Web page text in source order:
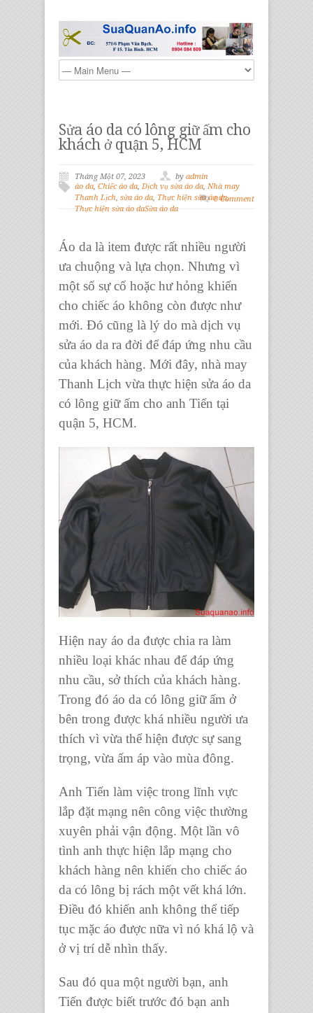
Sửa áo da có lông giữ ấm cho
khách ở quận 5, HCM
Tháng Một 07, 2023 by admin
áo da, Chiếc áo da, Dịch vụ sửa áo da, Nhà may
Thanh Lịch, sửa áo da, Thực hiện sửa áo da,
Thực hiện sửa áo daSửa áo da
0 Comment
Áo da là item được rất nhiều người
ưa chuộng và lựa chọn. Nhưng vì
một số sự cố hoặc hư hỏng khiến
cho chiếc áo không còn được như
mới. Đó cũng là lý do mà dịch vụ
sửa áo da ra đời để đáp ứng nhu cầu
của khách hàng. Mới đây, nhà may
Thanh Lịch vừa thực hiện sửa áo da
có lông giữ ấm cho anh Tiến tại
quận 5, HCM.
Hiện nay áo da được chia ra làm
nhiều loại khác nhau để đáp ứng
nhu cầu, sở thích của khách hàng.
Trong đó áo da có lông giữ ấm ở
bên trong được khá nhiều người ưa
thích vì vừa thể hiện được sự sang
trọng, vừa ấm áp vào mùa đông.
Anh Tiến làm việc trong lĩnh vực
lắp đặt mạng nên công việc thường
xuyên phải vận động. Một lần vô
tình anh thực hiện lắp mạng cho
khách hàng nên khiến cho chiếc áo
da có lông bị rách một vết khá lớn.
Điều đó khiến anh không thể tiếp
tục mặc áo được nữa vì nó khá lộ và
ở vị trí dễ nhìn thấy.
Sau đó qua một người bạn, anh
Tiến được biết trước đó bạn anh